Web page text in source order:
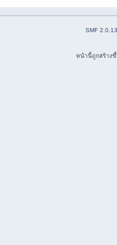
SMF 2.0.13
หน้านี้ถูกสร้าง